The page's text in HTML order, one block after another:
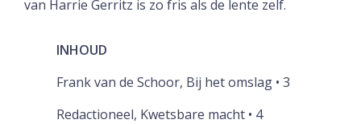
van Harrie Gerritz is zo fris als de lente zelf.
INHOUD
Frank van de Schoor, Bij het omslag • 3
Redactioneel, Kwetsbare macht • 4